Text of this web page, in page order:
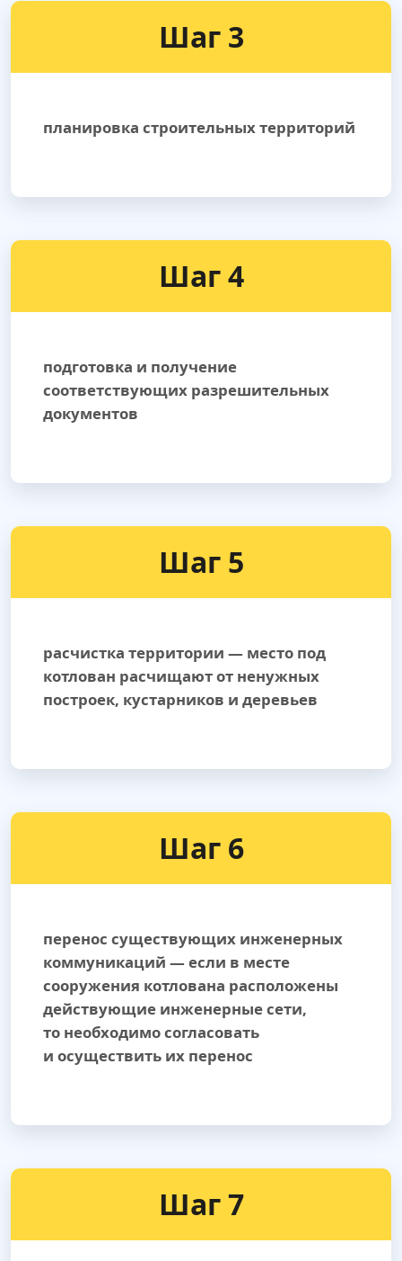
Шаг 3
планировка строительных территорий
Шаг 4
подготовка и получение
соответствующих разрешительных
документов
Шаг 5
расчистка территории — место под
котлован расчищают от ненужных
построек, кустарников и деревьев
Шаг 6
перенос существующих инженерных
коммуникаций — если в месте
сооружения котлована расположены
действующие инженерные сети,
то необходимо согласовать
и осуществить их перенос
Шаг 7